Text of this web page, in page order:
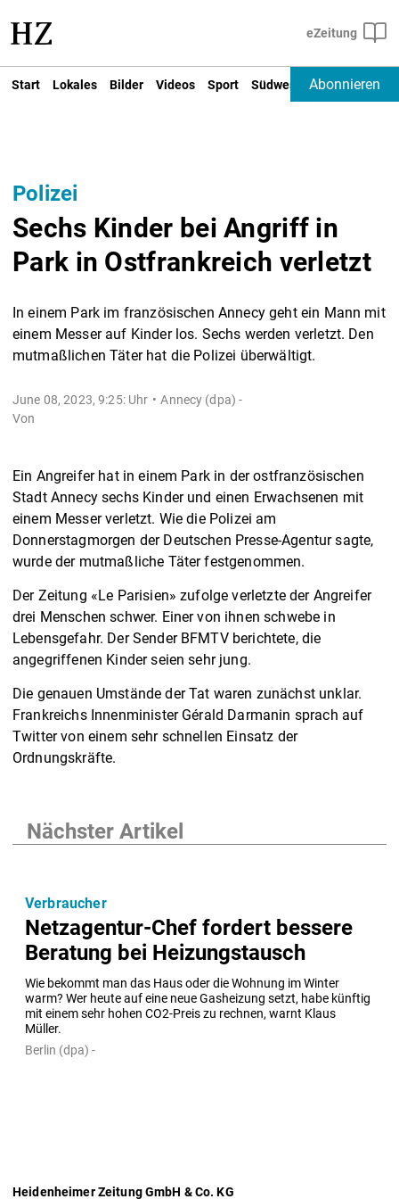
Start Lokales Bilder Videos Sport Südwest Deutschland
Abonnieren
Polizei
Sechs Kinder bei Angriff in
Park in Ostfrankreich verletzt
In einem Park im französischen Annecy geht ein Mann mit
einem Messer auf Kinder los. Sechs werden verletzt. Den
mutmaßlichen Täter hat die Polizei überwältigt.
June 08, 2023, 9:25: Uhr
Annecy (dpa) -
Von
Ein Angreifer hat in einem Park in der ostfranzösischen
Stadt Annecy sechs Kinder und einen Erwachsenen mit
einem Messer verletzt. Wie die Polizei am
Donnerstagmorgen der Deutschen Presse-Agentur sagte,
wurde der mutmaßliche Täter festgenommen.
Der Zeitung «Le Parisien» zufolge verletzte der Angreifer
drei Menschen schwer. Einer von ihnen schwebe in
Lebensgefahr. Der Sender BFMTV berichtete, die
angegriffenen Kinder seien sehr jung.
Die genauen Umstände der Tat waren zunächst unklar.
Frankreichs Innenminister Gérald Darmanin sprach auf
Twitter von einem sehr schnellen Einsatz der
Ordnungskräfte.
Nächster Artikel
Netzagentur-Chef fordert bessere
Beratung bei Heizungstausch
Wie bekommt man das Haus oder die Wohnung im Winter
warm? Wer heute auf eine neue Gasheizung setzt, habe künftig
mit einem sehr hohen CO2-Preis zu rechnen, warnt Klaus
Müller.
Verbraucher
Berlin (dpa) -
Heidenheimer Zeitung GmbH & Co. KG